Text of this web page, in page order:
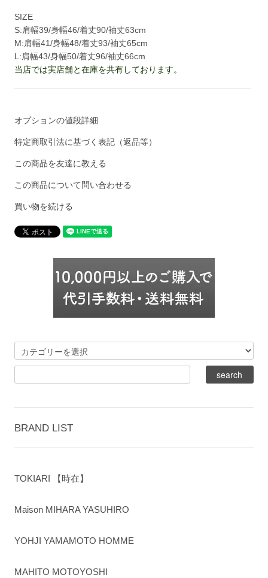
SIZE
S:肩幅39/身幅46/着丈90/袖丈63cm
M:肩幅41/身幅48/着丈93/袖丈65cm
L:肩幅43/身幅50/着丈96/袖丈66cm
当店では実店舗と在庫を共有しております。
オプションの値段詳細
特定商取引法に基づく表記（返品等）
この商品を友達に教える
この商品について問い合わせる
買い物を続ける
BRAND LIST
TOKIARI 【時在】
Maison MIHARA YASUHIRO
YOHJI YAMAMOTO HOMME
MAHITO MOTOYOSHI